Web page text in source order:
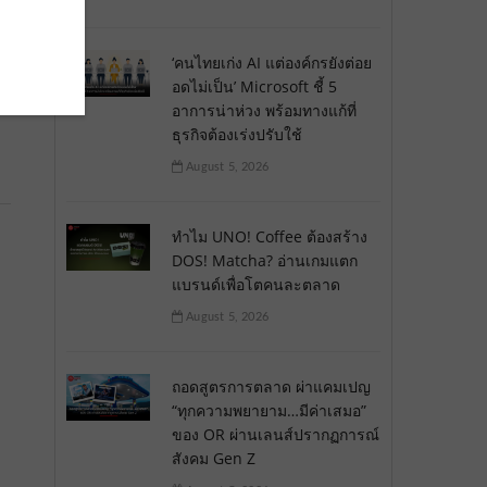
‘คนไทยเก่ง AI แต่องค์กรยังต่อย
อดไม่เป็น’ Microsoft ชี้ 5
อาการน่าห่วง พร้อมทางแก้ที่
ธุรกิจต้องเร่งปรับใช้
August 5, 2026
ทำไม UNO! Coffee ต้องสร้าง
DOS! Matcha? อ่านเกมแตก
แบรนด์เพื่อโตคนละตลาด
August 5, 2026
ถอดสูตรการตลาด ผ่าแคมเปญ
“ทุกความพยายาม…มีค่าเสมอ”
ของ OR ผ่านเลนส์ปรากฏการณ์
สังคม Gen Z